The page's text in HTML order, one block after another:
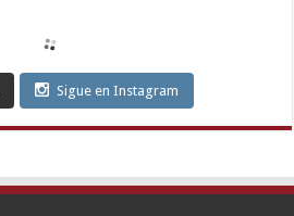
Sigue en Instagram